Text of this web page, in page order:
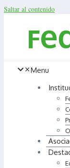
Saltar al contenido
Menu